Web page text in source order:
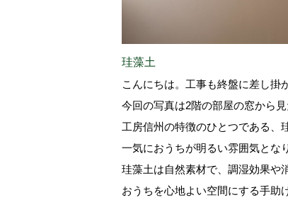
珪藻土
こんにちは。工事も終盤に差し掛
今回の写真は2階の部屋の窓から見
工房信州の特徴のひとつである、
一気におうちが明るい雰囲気とな
珪藻土は自然素材で、調湿効果や
おうちを心地よい空間にする手助